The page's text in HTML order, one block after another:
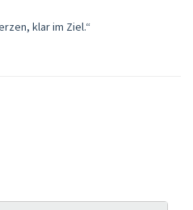
klar im Ziel.“